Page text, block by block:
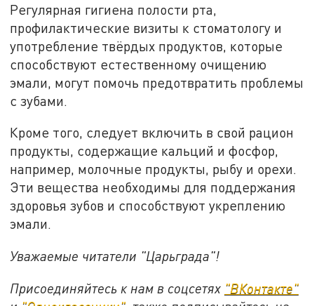
Регулярная гигиена полости рта,
профилактические визиты к стоматологу и
употребление твёрдых продуктов, которые
способствуют естественному очищению
эмали, могут помочь предотвратить проблемы
с зубами.
Кроме того, следует включить в свой рацион
продукты, содержащие кальций и фосфор,
например, молочные продукты, рыбу и орехи.
Эти вещества необходимы для поддержания
здоровья зубов и способствуют укреплению
эмали.
Уважаемые читатели "Царьграда"!
Присоединяйтесь к нам в соцсетях "ВКонтакте"